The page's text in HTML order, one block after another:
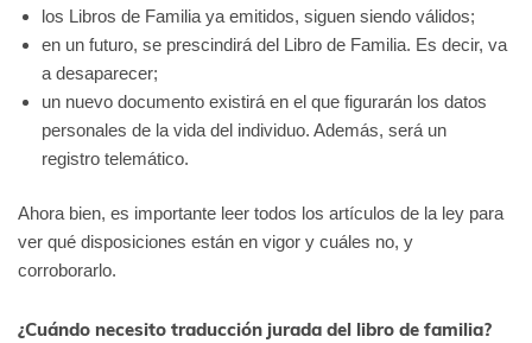
los Libros de Familia ya emitidos, siguen siendo válidos;
en un futuro, se prescindirá del Libro de Familia. Es decir, va
a desaparecer;
un nuevo documento existirá en el que figurarán los datos
personales de la vida del individuo. Además, será un
registro telemático.
Ahora bien, es importante leer todos los artículos de la ley para
ver qué disposiciones están en vigor y cuáles no, y
corroborarlo.
¿Cuándo necesito traducción jurada del libro de familia?